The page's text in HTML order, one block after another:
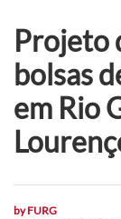
Projeto
bolsas
em Rio
byFURG